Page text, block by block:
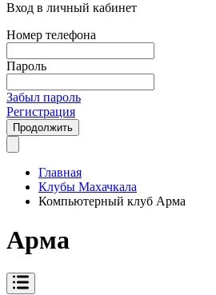
Вход в личный кабинет
Номер телефона
Пароль
Забыл пароль
Регистрация
Продолжить
Главная
Клубы Махачкала
Компьютерный клуб Арма
Арма